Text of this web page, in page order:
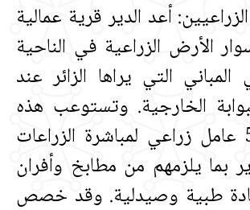
أعد الدير قرية عمالية
الأرض الزراعية في الناحية
التي يراها الزائر عند
الخارجية‏.‏ وتستوعب هذه
المساكن 500 عامل زراعي لمباشرة الزراعات
بما يلزمهم من مطابخ وأفران
طبية وصيدلية‏.‏ وقد خصص